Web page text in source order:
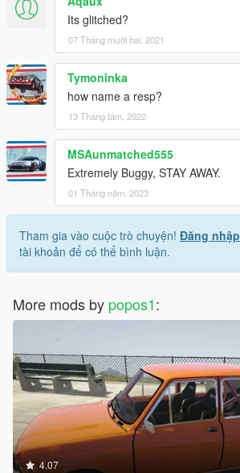
Its glitched?
07 Tháng mười hai, 2021
Tymoninka
how name a resp?
13 Tháng tám, 2022
MSAunmatched555
Extremely Buggy, STAY AWAY.
01 Tháng năm, 2023
Tham gia vào cuộc trò chuyện! Đăng nhập
tài khoản để có thể bình luận.
More mods by popos1:
4.07